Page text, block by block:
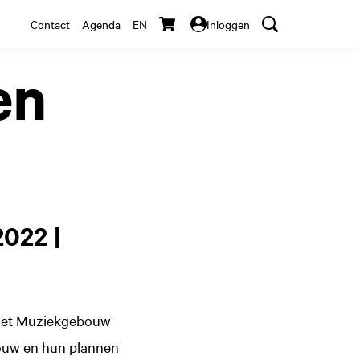
Contact Agenda EN Inloggen
|
Muziekgebouw
en hun plannen